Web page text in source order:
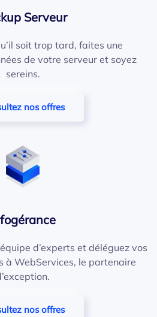
Serveur
soit trop tard, faites une
de votre serveur et soyez
sereins.
nos offres
d’experts et déléguez vos
à WebServices, le partenaire
nos offres